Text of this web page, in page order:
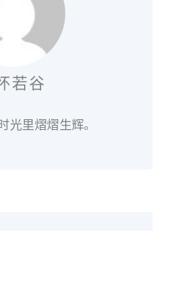
若谷
光里熠熠生辉。